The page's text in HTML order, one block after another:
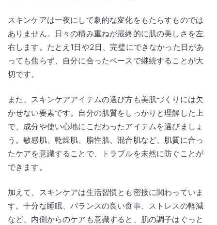
スキンケアは一夜にして劇的な変化をもたらすものでは
ありません。日々の積み重ねが最終的に肌の美しさを左
右します。たとえ1日や2日、完璧にできなかった日があ
っても焦らず、自分に合ったペースで継続することが大
切です。
また、スキンケアアイテムの選び方も美肌づくりには欠
かせない要素です。自分の肌質をしっかりと理解した上
で、成分や使い心地にこだわったアイテムを選びましょ
う。敏感肌、乾燥肌、脂性肌、混合肌など、肌質に合っ
たケアを意識することで、トラブルを未然に防ぐことが
できます。
加えて、スキンケアは生活習慣とも密接に関わっていま
す。十分な睡眠、バランスの良い食事、ストレスの軽減
など、内側からのケアも意識すると、肌の調子はぐっと